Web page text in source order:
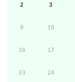
2 3
9 10
16 17
23 24